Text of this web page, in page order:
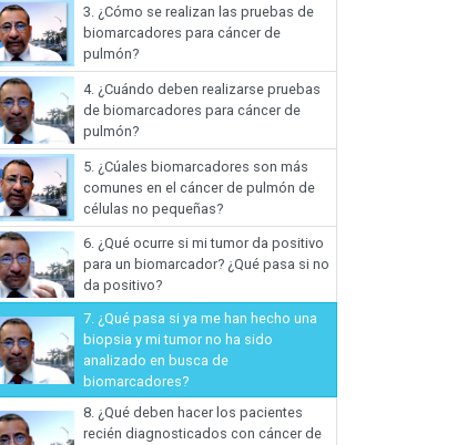
3. ¿Cómo se realizan las pruebas de
biomarcadores para cáncer de
pulmón?
4. ¿Cuándo deben realizarse pruebas
de biomarcadores para cáncer de
pulmón?
5. ¿Cúales biomarcadores son más
comunes en el cáncer de pulmón de
células no pequeñas?
6. ¿Qué ocurre si mi tumor da positivo
para un biomarcador? ¿Qué pasa si no
da positivo?
7. ¿Qué pasa si ya me han hecho una
biopsia y mi tumor no ha sido
analizado en busca de
biomarcadores?
8. ¿Qué deben hacer los pacientes
recién diagnosticados con cáncer de